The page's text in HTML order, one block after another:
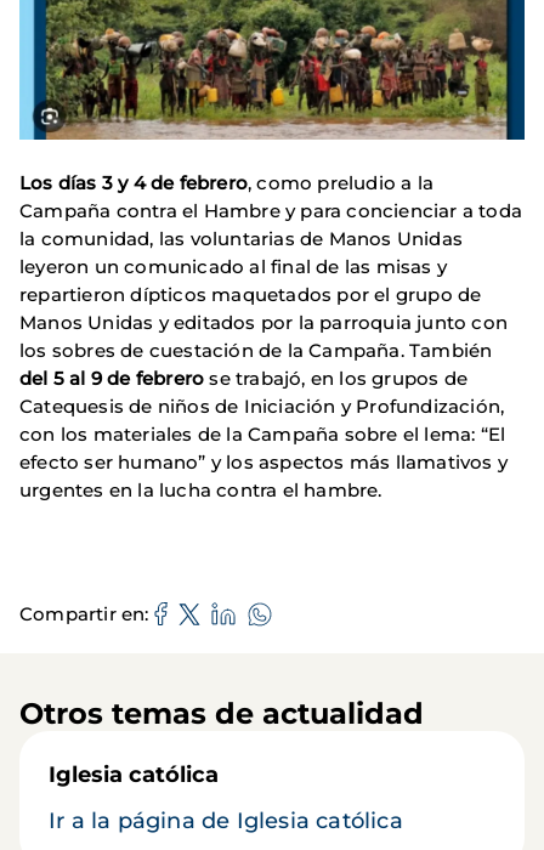
Los días 3 y 4 de febrero, como preludio a la
Campaña contra el Hambre y para concienciar a toda
la comunidad, las voluntarias de Manos Unidas
leyeron un comunicado al final de las misas y
repartieron dípticos maquetados por el grupo de
Manos Unidas y editados por la parroquia junto con
los sobres de cuestación de la Campaña. También
del 5 al 9 de febrero se trabajó, en los grupos de
Catequesis de niños de Iniciación y Profundización,
con los materiales de la Campaña sobre el lema: “El
efecto ser humano” y los aspectos más llamativos y
urgentes en la lucha contra el hambre.
Compartir en
Otros temas de actualidad
Iglesia católica
Ir a la página de Iglesia católica